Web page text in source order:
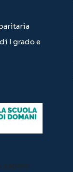
I grado e
sapere